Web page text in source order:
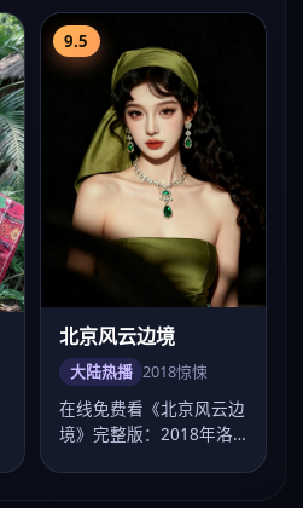
年苏州奇幻高…
9.5
北京风云边境
大陆热播 2018惊悚
在线免费看《北京风云边
境》完整版：2018年洛